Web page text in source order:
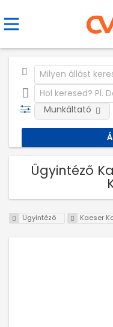
Munkáltató
Ügyintéző
Ügyintéző Kaeser